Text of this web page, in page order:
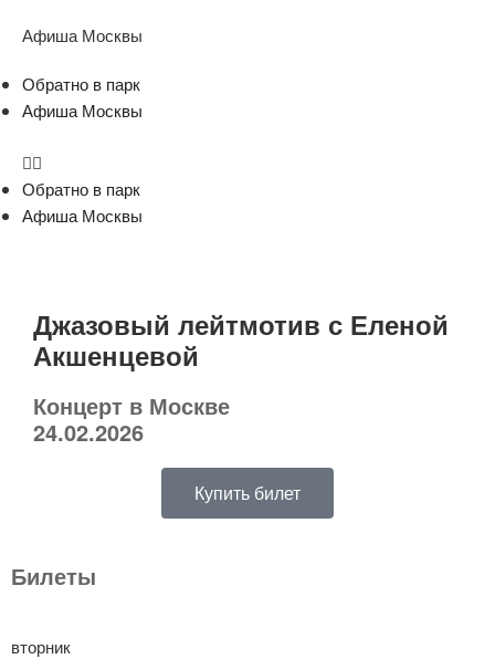
Афиша Москвы
Обратно в парк
Афиша Москвы
Обратно в парк
Афиша Москвы
Джазовый лейтмотив с Еленой
Акшенцевой
Концерт в Москве
24.02.2026
Купить билет
Билеты
вторник